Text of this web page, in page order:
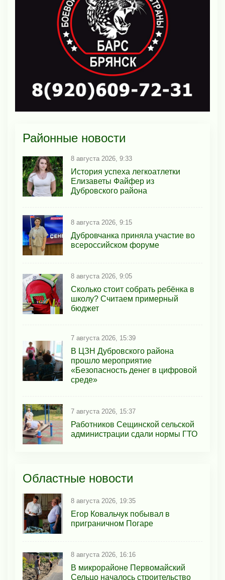
Районные новости
8 августа 2026, 9:33
История успеха легкоатлетки
Елизаветы Файфер из
Дубровского района
8 августа 2026, 9:15
Дубровчанка приняла участие во
всероссийском форуме
8 августа 2026, 9:05
Сколько стоит собрать ребёнка в
школу? Считаем примерный
бюджет
7 августа 2026, 15:39
В ЦЗН Дубровского района
прошло мероприятие
«Безопасность денег в цифровой
среде»
7 августа 2026, 15:37
Работников Сещинской сельской
администрации сдали нормы ГТО
Областные новости
8 августа 2026, 19:35
Егор Ковальчук побывал в
приграничном Погаре
8 августа 2026, 16:16
В микрорайоне Первомайский
Сельцо началось строительство